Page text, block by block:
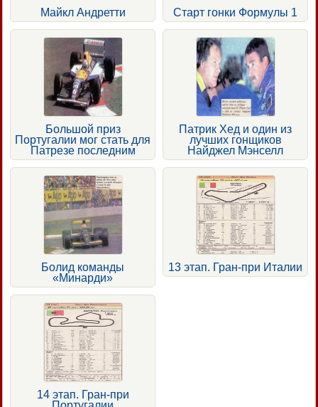
Майкл Андретти Старт гонки Формулы 1
Большой приз
Португалии мог стать для
Патрезе последним
Патрик Хед и один из
лучших гонщиков
Найджел Мэнселл
Болид команды
«Минарди»
13 этап. Гран-при Италии
14 этап. Гран-при